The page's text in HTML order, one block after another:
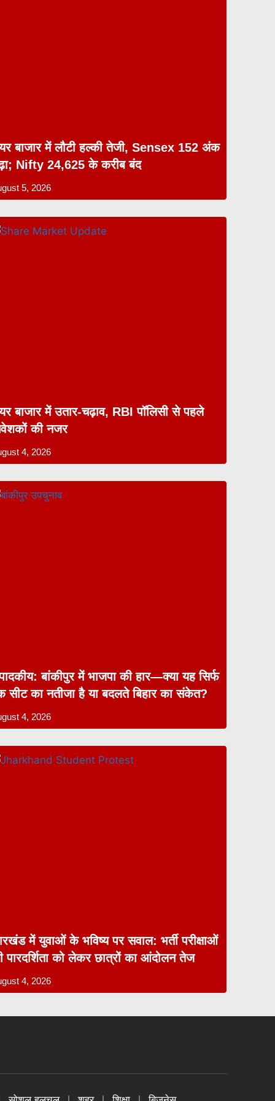
बाजार में लौटी हल्की तेजी, Sensex 152 अंक
Nifty 24,625 के करीब बंद
5, 2026
बाजार में उतार-चढ़ाव, RBI पॉलिसी से पहले
की नजर
4, 2026
बांकीपुर में भाजपा की हार—क्या यह सिर्फ
सीट का नतीजा है या बदलते बिहार का संकेत?
4, 2026
में युवाओं के भविष्य पर सवाल: भर्ती परीक्षाओं
पारदर्शिता को लेकर छात्रों का आंदोलन तेज
4, 2026